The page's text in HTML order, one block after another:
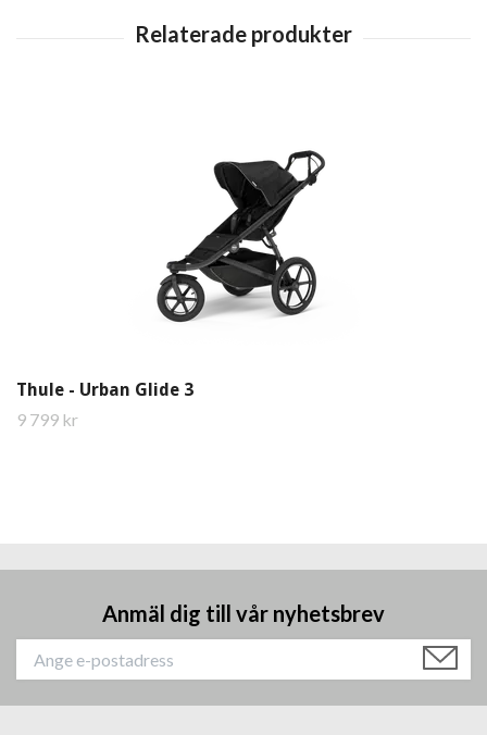
Thule - Urban Glide 3
9 799 kr
Anmäl dig till vår nyhetsbrev